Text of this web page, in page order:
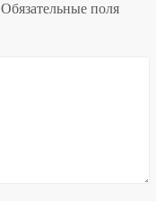
Обязательные поля